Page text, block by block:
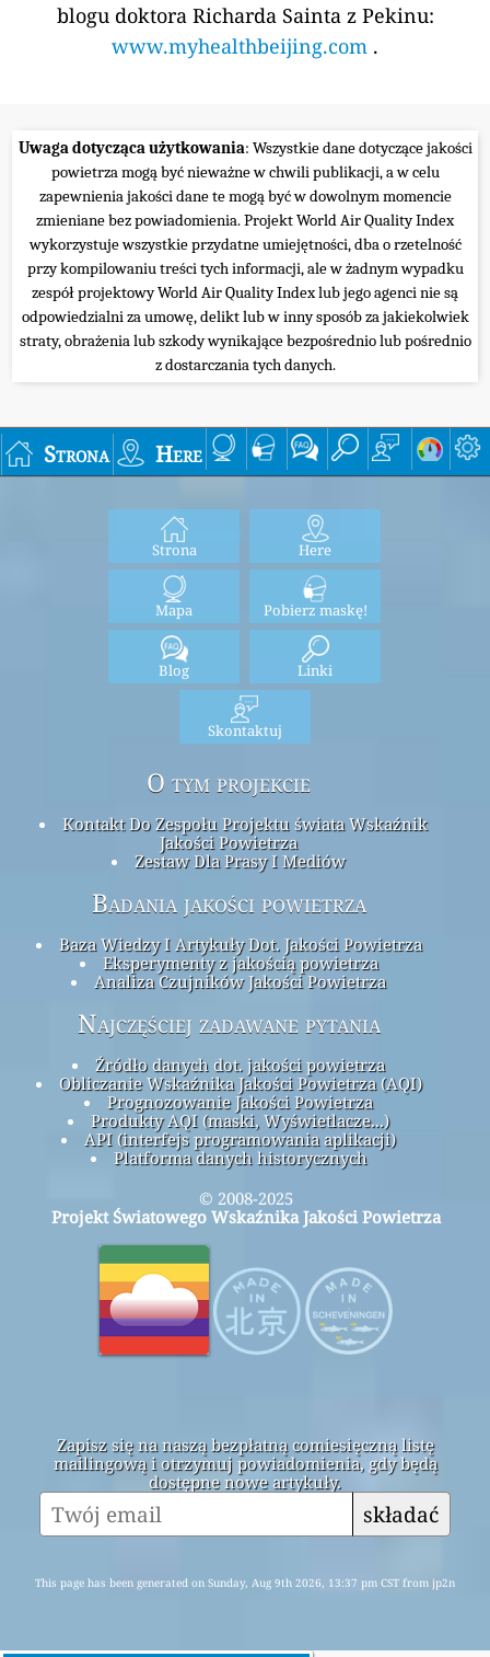
blogu doktora Richarda Sainta z Pekinu:
www.myhealthbeijing.com .
Uwaga dotycząca użytkowania: Wszystkie dane dotyczące jakości
powietrza mogą być nieważne w chwili publikacji, a w celu
zapewnienia jakości dane te mogą być w dowolnym momencie
zmieniane bez powiadomienia. Projekt World Air Quality Index
wykorzystuje wszystkie przydatne umiejętności, dba o rzetelność
przy kompilowaniu treści tych informacji, ale w żadnym wypadku
zespół projektowy World Air Quality Index lub jego agenci nie są
odpowiedzialni za umowę, delikt lub w inny sposób za jakiekolwiek
straty, obrażenia lub szkody wynikające bezpośrednio lub pośrednio
z dostarczania tych danych.
Strona Here
Strona Here
Mapa Pobierz maskę!
Blog Linki
Skontaktuj
O tym projekcie
Kontakt Do Zespołu Projektu świata Wskaźnik
Jakości Powietrza
Zestaw Dla Prasy I Mediów
Badania jakości powietrza
Baza Wiedzy I Artykuły Dot. Jakości Powietrza
Eksperymenty z jakością powietrza
Analiza Czujników Jakości Powietrza
Najczęściej zadawane pytania
Źródło danych dot. jakości powietrza
Obliczanie Wskaźnika Jakości Powietrza (AQI)
Prognozowanie Jakości Powietrza
Produkty AQI (maski, Wyświetlacze...)
API (interfejs programowania aplikacji)
Platforma danych historycznych
© 2008-2025
Projekt Światowego Wskaźnika Jakości Powietrza
Zapisz się na naszą bezpłatną comiesięczną listę
mailingową i otrzymuj powiadomienia, gdy będą
dostępne nowe artykuły.
składać
This page has been generated on Sunday, Aug 9th 2026, 13:37 pm CST from jp2n